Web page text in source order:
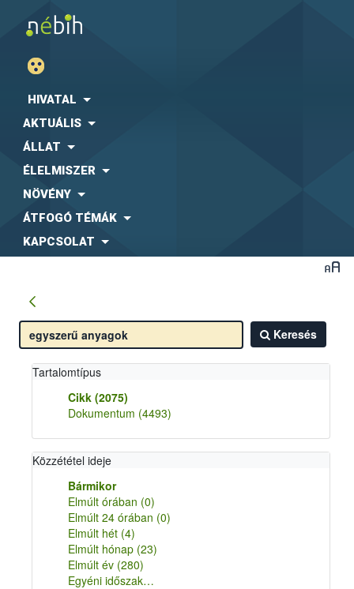
HIVATAL
AKTUÁLIS
ÁLLAT
ÉLELMISZER
NÖVÉNY
ÁTFOGÓ TÉMÁK
KAPCSOLAT
Keresés
Tartalomtípus
Cikk (2075)
Dokumentum (4493)
Közzététel ideje
Bármikor
Elmúlt órában (0)
Elmúlt 24 órában (0)
Elmúlt hét (4)
Elmúlt hónap (23)
Elmúlt év (280)
Egyéni időszak…